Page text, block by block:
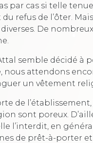
par cas si telle
refus de l’ôter.
De
semble décidé à
nous attendons
un vêtement
de
sont poreux.
l’interdit, en
de prêt-à-porter